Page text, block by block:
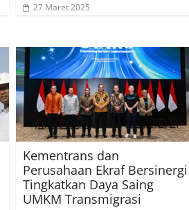
27 Maret 2025
Kementrans dan
Perusahaan Ekraf Bersinergi
Tingkatkan Daya Saing
UMKM Transmigrasi